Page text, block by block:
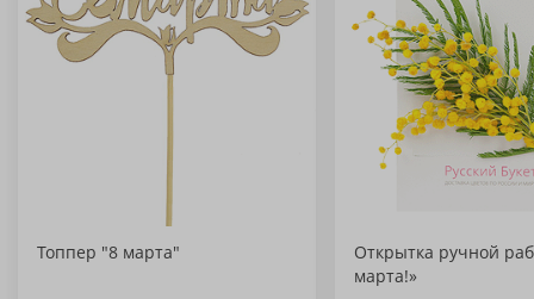
Топпер "8 марта"
Открытка ручной
марта!»